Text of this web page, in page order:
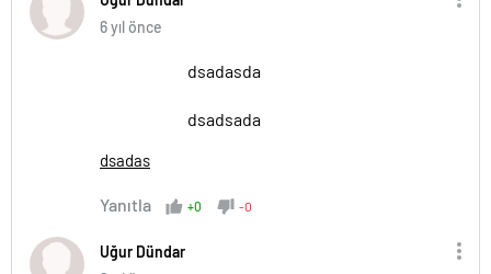
6 yıl önce
dsadasda
dsadsada
dsadas
Yanıtla +0 -0
Uğur Dündar